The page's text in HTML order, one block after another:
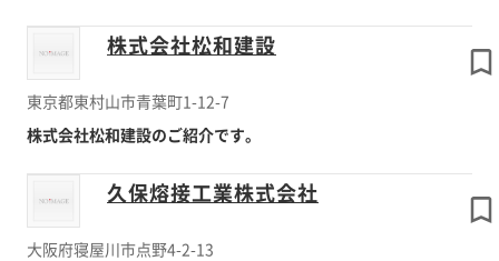
株式会社松和建設
東京都東村山市青葉町1-12-7
株式会社松和建設のご紹介です。
久保熔接工業株式会社
大阪府寝屋川市点野4-2-13